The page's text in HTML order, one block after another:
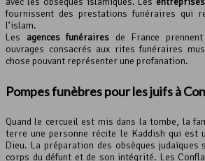
fournissent des prestations funéraires qui
l’islam.
Les agences funéraires de France
ouvrages consacrés aux rites funéraires
chose pouvant représenter une profanation.
Pompes funèbres pour les juifs à
Quand le cercueil est mis dans la tombe, la
terre une personne récite le Kaddish qui est
Dieu. La préparation des obsèques judaïques
corps du défunt et de son intégrité. Les